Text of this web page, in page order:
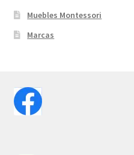
Muebles Montessori
Marcas